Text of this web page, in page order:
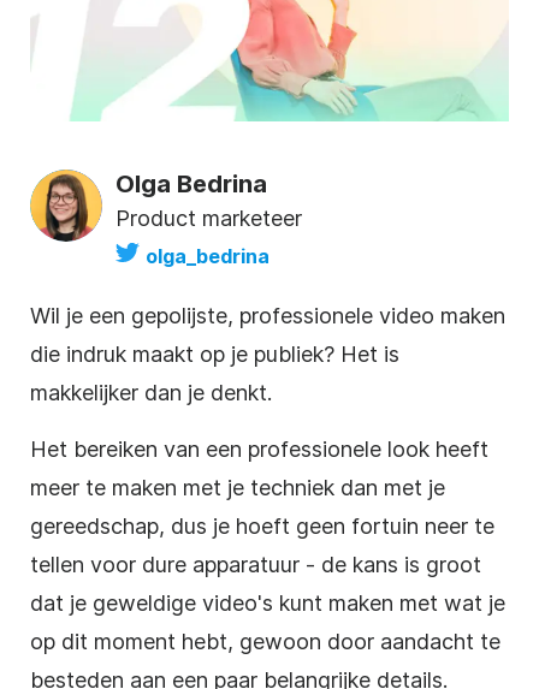
Olga Bedrina
Product marketeer
olga_bedrina
Wil je een gepolijste, professionele video maken
die indruk maakt op je publiek? Het is
makkelijker dan je denkt.
Het bereiken van een professionele look heeft
meer te maken met je techniek dan met je
gereedschap, dus je hoeft geen fortuin neer te
tellen voor dure apparatuur - de kans is groot
dat je geweldige video's kunt maken met wat je
op dit moment hebt, gewoon door aandacht te
besteden aan een paar belangrijke details.